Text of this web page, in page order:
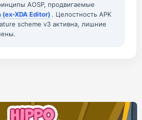
AOSP, продвигаемые
XDA Editor) . Целостность APK
scheme v3 активна, лишние